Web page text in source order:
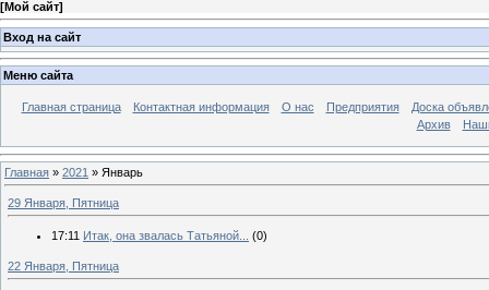
[Мой сайт]
Вход на сайт
Меню сайта
Главная страница Контактная информация О нас Предприятия
Доска
Архив
Главная » 2021 » Январь
29 Января, Пятница
17:11 Итак, она звалась Татьяной... (0)
22 Января, Пятница